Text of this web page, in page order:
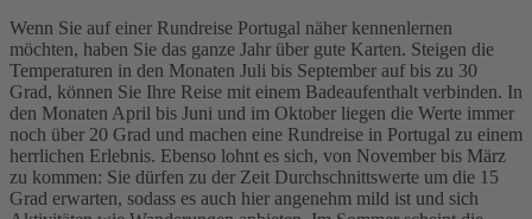
Wenn Sie auf einer Rundreise Portugal näher kennenlernen
möchten, haben Sie das ganze Jahr über gute Karten. Steigen die
Temperaturen in den Monaten Juli bis September auf bis zu 30
Grad, können Sie Ihre Reise mit einem Badeaufenthalt verbinden. In
den Monaten April bis Juni und im Oktober liegen die Werte immer
noch über 20 Grad und machen eine Rundreise in Portugal zu einem
herrlichen Erlebnis. Ebenso lohnt es sich, von November bis März
zu kommen: Sie dürfen zu der Zeit Durchschnittswerte um die 15
Grad erwarten, sodass es auch hier angenehm mild ist und sich